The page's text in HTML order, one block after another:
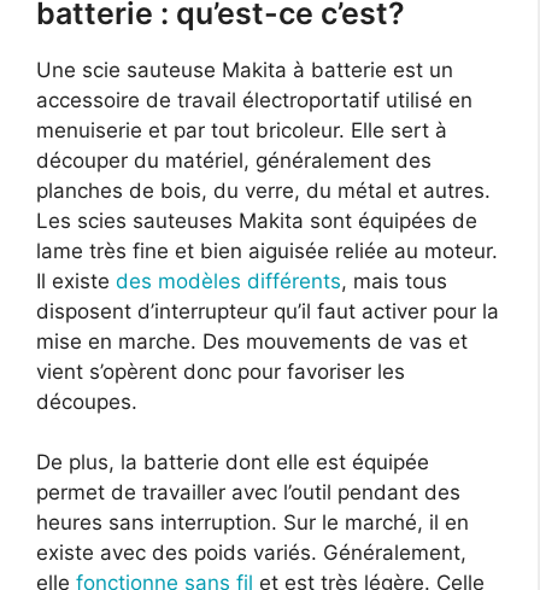
batterie : qu’est-ce c’est?
Une scie sauteuse Makita à batterie est un
accessoire de travail électroportatif utilisé en
menuiserie et par tout bricoleur. Elle sert à
découper du matériel, généralement des
planches de bois, du verre, du métal et autres.
Les scies sauteuses Makita sont équipées de
lame très fine et bien aiguisée reliée au moteur.
Il existe des modèles différents, mais tous
disposent d’interrupteur qu’il faut activer pour la
mise en marche. Des mouvements de vas et
vient s’opèrent donc pour favoriser les
découpes.
De plus, la batterie dont elle est équipée
permet de travailler avec l’outil pendant des
heures sans interruption. Sur le marché, il en
existe avec des poids variés. Généralement,
elle fonctionne sans fil et est très légère. Celle